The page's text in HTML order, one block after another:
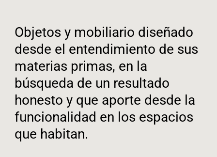
Objetos y mobiliario diseñado
desde el entendimiento de sus
materias primas, en la
búsqueda de un resultado
honesto y que aporte desde la
funcionalidad en los espacios
que habitan.